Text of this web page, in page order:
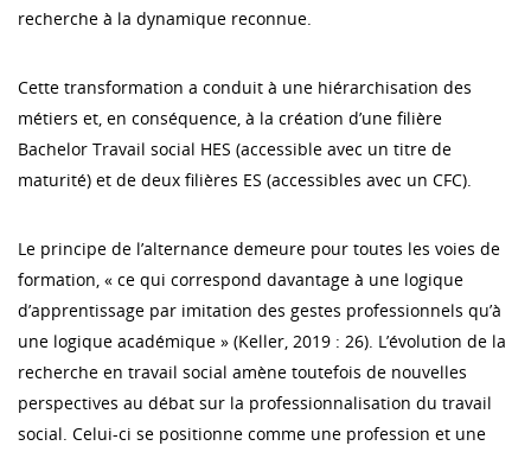
recherche à la dynamique reconnue.
Cette transformation a conduit à une hiérarchisation des
métiers et, en conséquence, à la création d’une filière
Bachelor Travail social HES (accessible avec un titre de
maturité) et de deux filières ES (accessibles avec un CFC).
Le principe de l’alternance demeure pour toutes les voies de
formation, « ce qui correspond davantage à une logique
d’apprentissage par imitation des gestes professionnels qu’à
une logique académique » (Keller, 2019 : 26). L’évolution de la
recherche en travail social amène toutefois de nouvelles
perspectives au débat sur la professionnalisation du travail
social. Celui-ci se positionne comme une profession et une